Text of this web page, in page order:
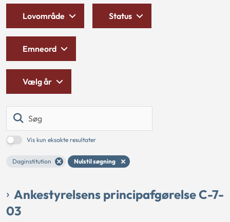
Vis kun eksakte resultater
Daginstitution Nulstil søgning
Lovområde Status
Emneord
Vælg år
Ankestyrelsens principafgørelse C-7-
03